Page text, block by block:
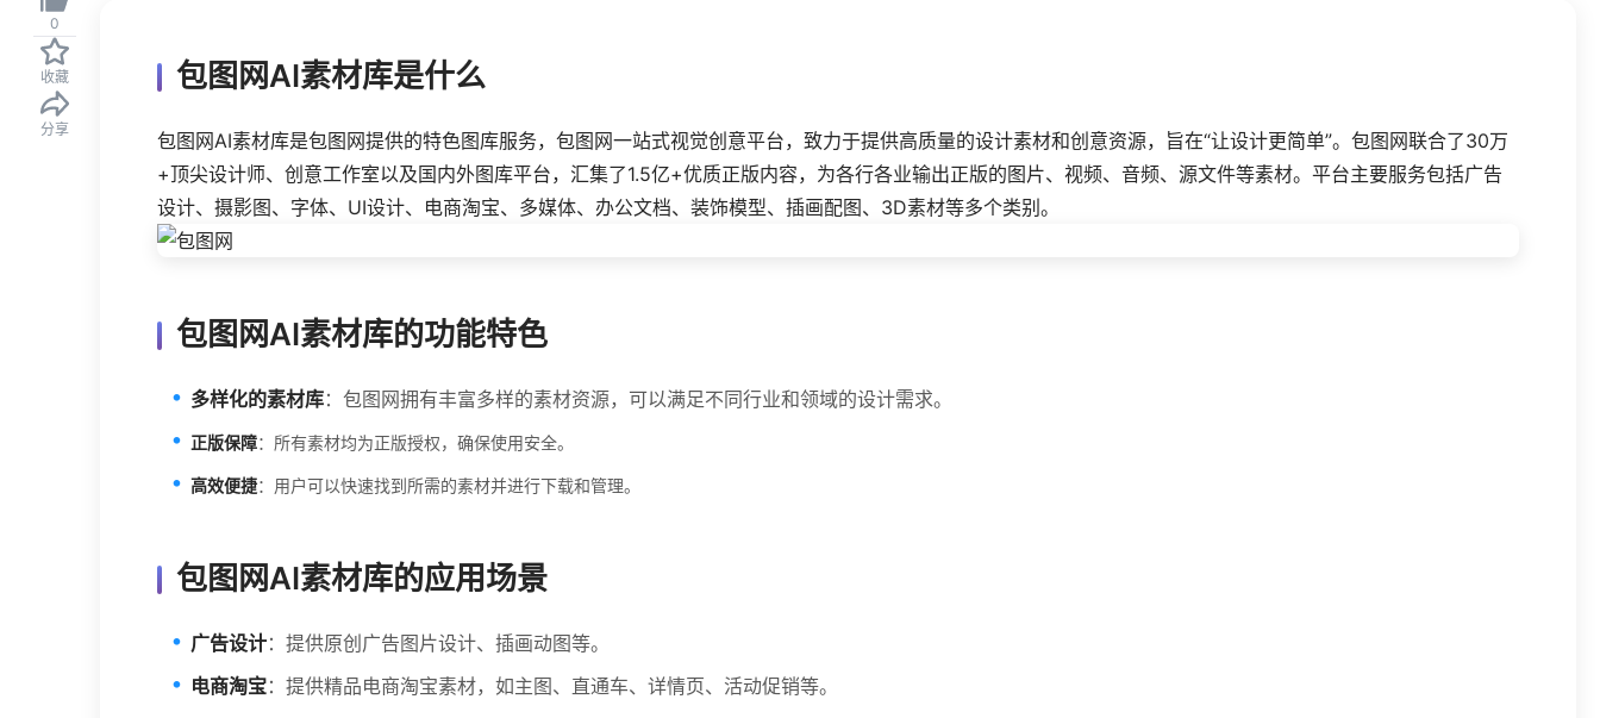
0
收藏
分享
包图网AI素材库是什么
包图网AI素材库是包图网提供的特色图库服务，包图网一站式视觉创意平台，致力于提供高质量的设计素材和创意资源，旨在“让设计更简单”。 包图网联合了30万
+顶尖设计师、创意工作室以及国内外图库平台，汇集了1.5亿+优质正版内容，为各行各业输出正版的图片、视频、音频、源文件等素材。平台主要服务包括广告
设计、摄影图、字体、UI设计、电商淘宝、多媒体、办公文档、装饰模型、插画配图、3D素材等多个类别。
包图网AI素材库的功能特色
多样化的素材库：包图网拥有丰富多样的素材资源，可以满足不同行业和领域的设计需求。
正版保障：所有素材均为正版授权，确保使用安全。
高效便捷：用户可以快速找到所需的素材并进行下载和管理。
包图网AI素材库的应用场景
广告设计：提供原创广告图片设计、插画动图等。
电商淘宝：提供精品电商淘宝素材，如主图、直通车、详情页、活动促销等。